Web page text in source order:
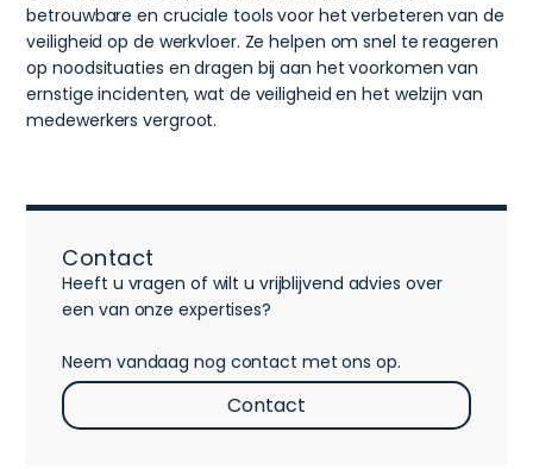
betrouwbare en cruciale tools voor het verbeteren van de
veiligheid op de werkvloer. Ze helpen om snel te reageren
op noodsituaties en dragen bij aan het voorkomen van
ernstige incidenten, wat de veiligheid en het welzijn van
medewerkers vergroot.
Contact
Heeft u vragen of wilt u vrijblijvend advies over
een van onze expertises?
Neem vandaag nog contact met ons op.
Contact